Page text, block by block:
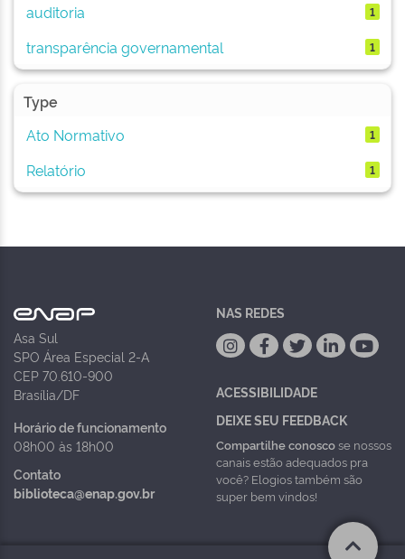
auditoria
1
transparência governamental 1
Type
Ato Normativo
1
Relatório 1
Asa Sul
SPO Área Especial 2-A
CEP 70.610-900
Brasília/DF
Horário de funcionamento
08h00 às 18h00
Contato
biblioteca@enap.gov.br
NAS REDES
ACESSIBILIDADE
DEIXE SEU FEEDBACK
Compartilhe conoscose nossos
canais estão adequados pra
você? Elogios também são
super bem vindos!